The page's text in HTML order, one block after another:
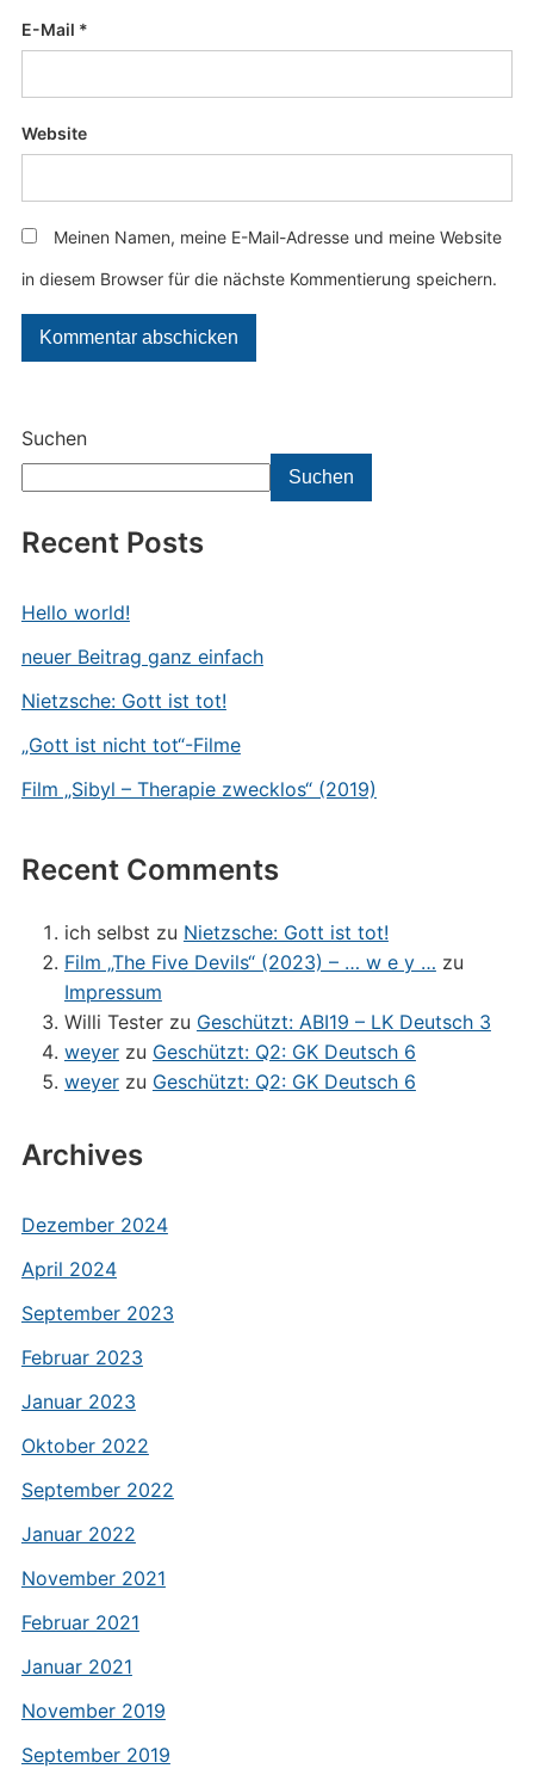
Suchen
Suchen
Recent Posts
Hello world!
neuer Beitrag ganz einfach
Nietzsche: Gott ist tot!
„Gott ist nicht tot“-Filme
Film „Sibyl – Therapie zwecklos“ (2019)
Recent Comments
ich selbst zu Nietzsche: Gott ist tot!
Film „The Five Devils“ (2023) – … w e y … zu
Impressum
Willi Testerzu Geschützt: ABI19 – LK Deutsch 3
weyerzu Geschützt: Q2: GK Deutsch 6
weyerzu Geschützt: Q2: GK Deutsch 6
E-Mail *
Website
Meinen Namen, meine E-Mail-Adresse und meine Website
in diesem Browser für die nächste Kommentierung speichern.
Archives
Dezember 2024
April 2024
September 2023
Februar 2023
Januar 2023
Oktober 2022
September 2022
Januar 2022
November 2021
Februar 2021
Januar 2021
November 2019
September 2019